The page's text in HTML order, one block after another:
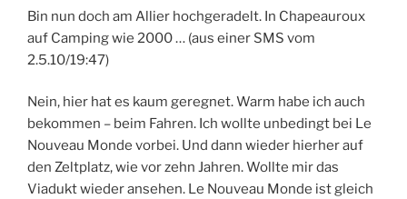
Bin nun doch am Allier hochgeradelt. In Chapeauroux
auf Camping wie 2000 … (aus einer SMS vom
2.5.10/19:47)
Nein, hier hat es kaum geregnet. Warm habe ich auch
bekommen – beim Fahren. Ich wollte unbedingt bei Le
Nouveau Monde vorbei. Und dann wieder hierher auf
den Zeltplatz, wie vor zehn Jahren. Wollte mir das
Viadukt wieder ansehen. Le Nouveau Monde ist gleich